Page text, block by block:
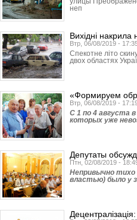
неп
Вихідні накрила
Втр, 06/08/2019 -
Спекотне літо
двох областях
«Формируем
Втр, 06/08/2019 -
С 1 по 4 августа
которых уже
Депутаты
Птн, 02/08/2019 -
Непривычно
властью) было у